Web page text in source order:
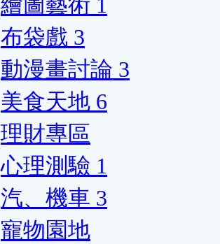
布袋戲 3
動漫畫討論 3
美食天地 6
理財專區
心理測驗 1
汽、機車 3
寵物園地